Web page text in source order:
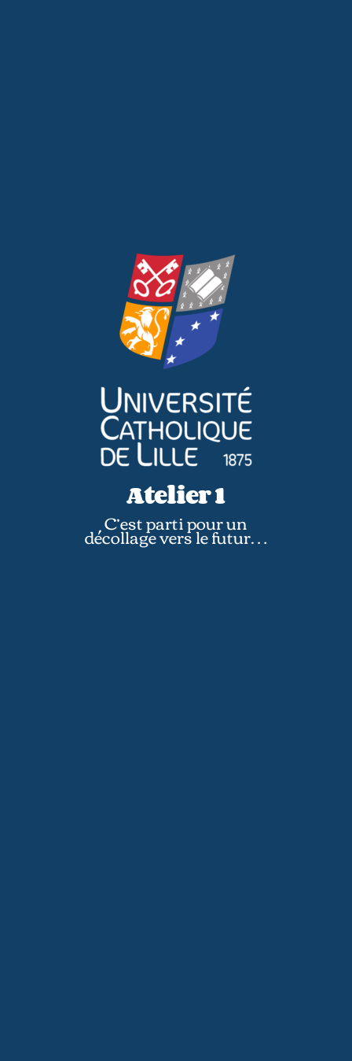
Atelier 1
C’est parti pour un
décollage vers le futur…